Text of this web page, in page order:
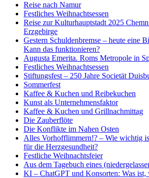
Reise nach Namur
Festliches Weihnachtsessen
Reise zur Kulturhauptstadt 2025
Erzgebirge
Gestern Schuldenbremse – heute eine
Kann das funktionieren?
Augusta Emerita. Roms Metropole in
Festliches Weihnachtsessen
Stiftungsfest – 250 Jahre Societät
Sommerfest
Kaffee & Kuchen und Reibekuchen
Kunst als Unternehmensfaktor
Kaffee & Kuchen und Grillnachmittag
Die Zauberflöte
Die Konflikte im Nahen Osten
Alles Vorhofflimmern!? – Wie wichtig
für die Herzgesundheit?
Festliche Weihnachtsfeier
Aus dem Tagebuch eines
KI – ChatGPT und Konsorten: Was ist,